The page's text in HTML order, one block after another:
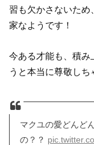
習も欠かさないため
家なようです！
今ある才能も、積み
うと本当に尊敬しち
マクユの愛どんど
の？？